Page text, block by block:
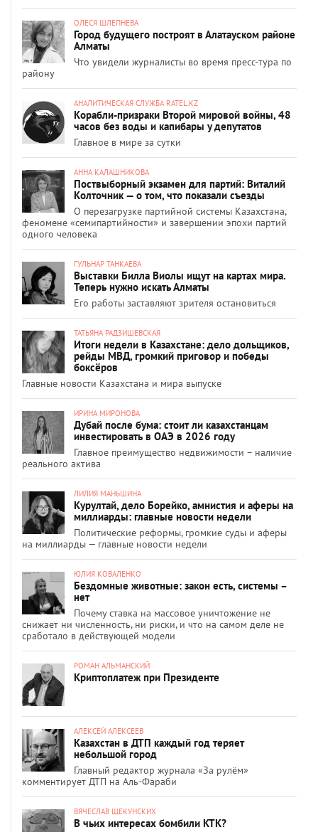
ОЛЕСЯ ШЛЕПНЕВА
Город будущего построят в Алатауском районе
Алматы
Что увидели журналисты во время пресс-тура по
району
АНАЛИТИЧЕСКАЯ СЛУЖБА RATEL.KZ
Корабли-призраки Второй мировой войны, 48
часов без воды и капибары у депутатов
Главное в мире за сутки
АННА КАЛАШНИКОВА
Поствыборный экзамен для партий: Виталий
Колточник — о том, что показали съезды
О перезагрузке партийной системы Казахстана,
феномене «семипартийности» и завершении эпохи партий
одного человека
ГУЛЬНАР ТАНКАЕВА
Выставки Билла Виолы ищут на картах мира.
Теперь нужно искать Алматы
Его работы заставляют зрителя остановиться
ТАТЬЯНА РАДЗИШЕВСКАЯ
Итоги недели в Казахстане: дело дольщиков,
рейды МВД, громкий приговор и победы
боксёров
Главные новости Казахстана и мира выпуске
ИРИНА МИРОНОВА
Дубай после бума: стоит ли казахстанцам
инвестировать в ОАЭ в 2026 году
Главное преимущество недвижимости – наличие
реального актива
ЛИЛИЯ МАНЬШИНА
Курултай, дело Борейко, амнистия и аферы на
миллиарды: главные новости недели
Политические реформы, громкие суды и аферы
на миллиарды — главные новости недели
ЮЛИЯ КОВАЛЕНКО
Бездомные животные: закон есть, системы –
нет
Почему ставка на массовое уничтожение не
снижает ни численность, ни риски, и что на самом деле не
сработало в действующей модели
РОМАН АЛЬМАНСКИЙ
Криптоплатеж при Президенте
АЛЕКСЕЙ АЛЕКСЕЕВ
Казахстан в ДТП каждый год теряет
небольшой город
Главный редактор журнала «За рулём»
комментирует ДТП на Аль-Фараби
ВЯЧЕСЛАВ ЩЕКУНСКИХ
В чьих интересах бомбили КТК?